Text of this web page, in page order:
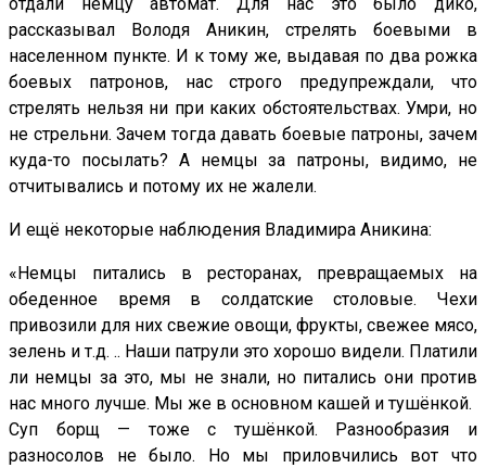
отдали немцу автомат. Для нас это было дико,
рассказывал Володя Аникин, стрелять боевыми в
населенном пункте. И к тому же, выдавая по два рожка
боевых патронов, нас строго предупреждали, что
стрелять нельзя ни при каких обстоятельствах. Умри, но
не стрельни. Зачем тогда давать боевые патроны, зачем
куда-то посылать? А немцы за патроны, видимо, не
отчитывались и потому их не жалели.
И ещё некоторые наблюдения Владимира Аникина:
«Немцы питались в ресторанах, превращаемых на
обеденное время в солдатские столовые. Чехи
привозили для них свежие овощи, фрукты, свежее мясо,
зелень и т.д. .. Наши патрули это хорошо видели. Платили
ли немцы за это, мы не знали, но питались они против
нас много лучше. Мы же в основном кашей и тушёнкой.
Суп борщ — тоже с тушёнкой. Разнообразия и
разносолов не было. Но мы приловчились вот что